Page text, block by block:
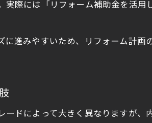
際には「リフォーム補助金を活
進みやすいため、リフォーム計
ドによって大きく異なりますが